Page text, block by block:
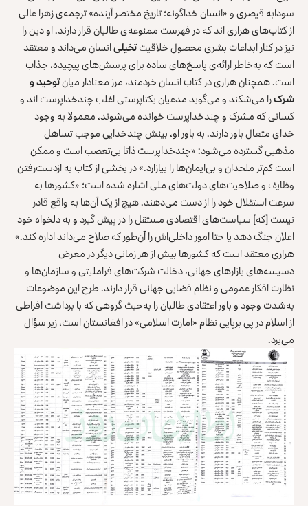
سودابه قیصری و «انسان خداگونه؛ تاریخ مختصر آینده» ترجمه‌ی زهرا عالی
از کتاب‌های هراری اند که در فهرست ممنوعه‌ی طالبان قرار دارند. او دین را
نیز در کنار ابداعات بشری محصول خلاقیتتخیلیانسان می‌داند و معتقد
است که به‌خاطر ارائه‌ی پاسخ‌های ساده برای پرسش‌های پیچیده، جذاب
است. همچنان هراری در کتاب انسان خردمند، مرز معنادار میانتوحید و
شرکرا می‌شکند و می‌گوید مدعیان یکتاپرستی اغلب چندخداپرست اند و
کسانی که مشرک و چندخداپرست خوانده می‌شوند، معمولا به وجود
خدای متعال باور دارند. به باور او، بینش چندخدایی موجب تساهل
مذهبی گسترده می‌شود: «چندخداپرست ذاتا بی‌تعصب است و ممکن
است کم‌تر ملحدان و بی‌ایمان‌ها را بیازارد.» در بخشی از کتاب به ازدست‌رفتن
وظایف و صلاحیت‌های دولت‌های ملی اشاره شده است؛ «کشورها به
سرعت استقلال خود را از دست می‌دهند. هیچ از یک آن‌ها به واقع قادر
نیست [که] سیاست‌های اقتصادی مستقل را در پیش گیرد و به دلخواه خود
اعلان جنگ دهد یا حتا امور داخلی‌اش را آن‌طور که صلاح می‌داند اداره کند.»
هراری معتقد است که کشورها بیش از هر زمانی دیگر در معرض
دسیسه‌های بازارهای جهانی، دخالت شرکت‌های فراملیتی و سازمان‌ها و
نظارت افکار عمومی و نظام قضایی جهانی قرار دارند. طرح این موضوعات
به‌شدت وجود و باور اعتقادی طالبان را به‌حیث گروهی که با برداشت افراطی
از اسلام در پی برپایی نظام «امارت اسلامی» در افغانستان است، زیر سؤال
می‌برد.